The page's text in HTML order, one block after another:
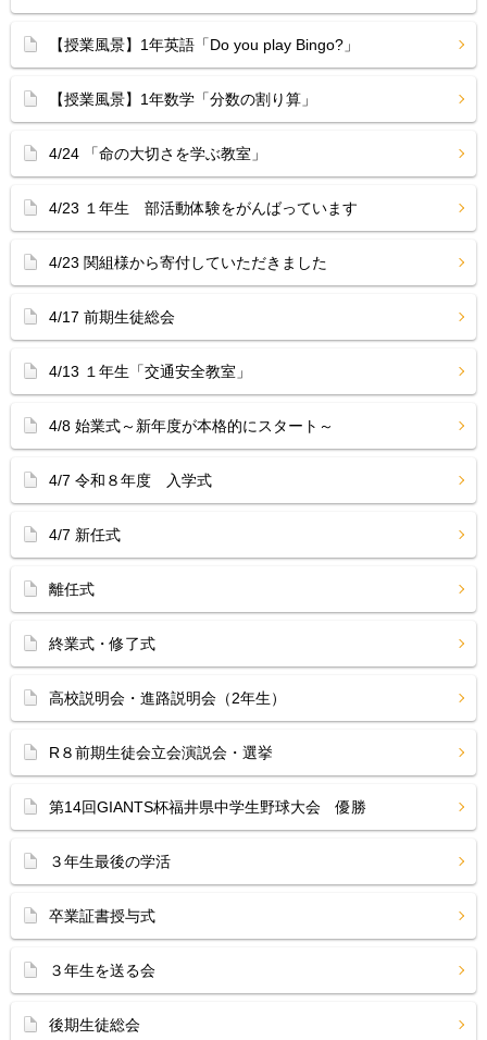
【授業風景】1年英語「Do you play Bingo?」
【授業風景】1年数学「分数の割り算」
4/24 「命の大切さを学ぶ教室」
4/23 １年生 部活動体験をがんばっています
4/23 関組様から寄付していただきました
4/17 前期生徒総会
4/13 １年生「交通安全教室」
4/8 始業式～新年度が本格的にスタート～
4/7 令和８年度 入学式
4/7 新任式
離任式
終業式・修了式
高校説明会・進路説明会（2年生）
R８前期生徒会立会演説会・選挙
第14回GIANTS杯福井県中学生野球大会 優勝
３年生最後の学活
卒業証書授与式
３年生を送る会
後期生徒総会